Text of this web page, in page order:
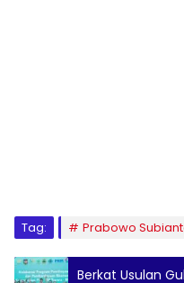
Tag: Prabowo
Berkat Usulan